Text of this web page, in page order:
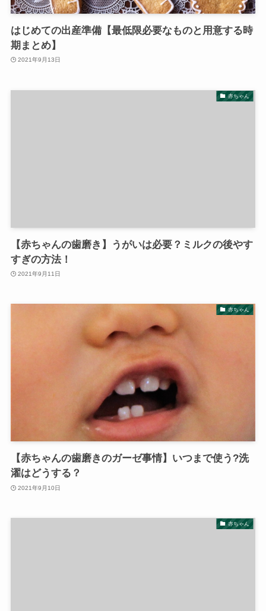
はじめての出産準備【最低限必要なものと用意する時
期まとめ】
2021年9月13日
赤ちゃん
【赤ちゃんの歯磨き】うがいは必要？ミルクの後やす
すぎの方法！
2021年9月11日
赤ちゃん
【赤ちゃんの歯磨きのガーゼ事情】いつまで使う?洗
濯はどうする？
2021年9月10日
赤ちゃん